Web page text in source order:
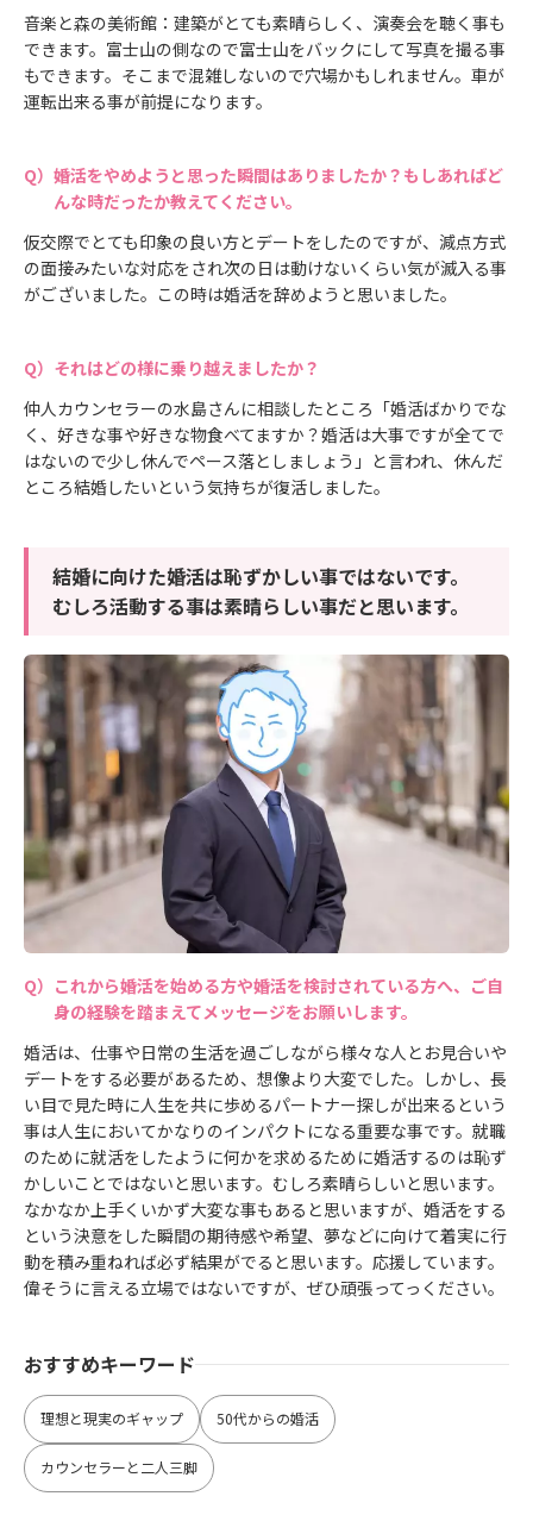
音楽と森の美術館：建築がとても素晴らしく、演奏会を聴く事も
できます。富士山の側なので富士山をバックにして写真を撮る事
もできます。そこまで混雑しないので穴場かもしれません。車が
運転出来る事が前提になります。
婚活をやめようと思った瞬間はありましたか？もしあればど
んな時だったか教えてください。
仮交際でとても印象の良い方とデートをしたのですが、減点方式
の面接みたいな対応をされ次の日は動けないくらい気が滅入る事
がございました。この時は婚活を辞めようと思いました。
それはどの様に乗り越えましたか？
仲人カウンセラーの水島さんに相談したところ「婚活ばかりでな
く、好きな事や好きな物食べてますか？婚活は大事ですが全てで
はないので少し休んでペース落としましょう」と言われ、休んだ
ところ結婚したいという気持ちが復活しました。
結婚に向けた婚活は恥ずかしい事ではないです。
むしろ活動する事は素晴らしい事だと思います。
これから婚活を始める方や婚活を検討されている方へ、ご自
身の経験を踏まえてメッセージをお願いします。
婚活は、仕事や日常の生活を過ごしながら様々な人とお見合いや
デートをする必要があるため、想像より大変でした。しかし、長
い目で見た時に人生を共に歩めるパートナー探しが出来るという
事は人生においてかなりのインパクトになる重要な事です。就職
のために就活をしたように何かを求めるために婚活するのは恥ず
かしいことではないと思います。むしろ素晴らしいと思います。
なかなか上手くいかず大変な事もあると思いますが、婚活をする
という決意をした瞬間の期待感や希望、夢などに向けて着実に行
動を積み重ねれば必ず結果がでると思います。応援しています。
偉そうに言える立場ではないですが、ぜひ頑張ってっください。
おすすめキーワード
理想と現実のギャップ 50代からの婚活
カウンセラーと二人三脚